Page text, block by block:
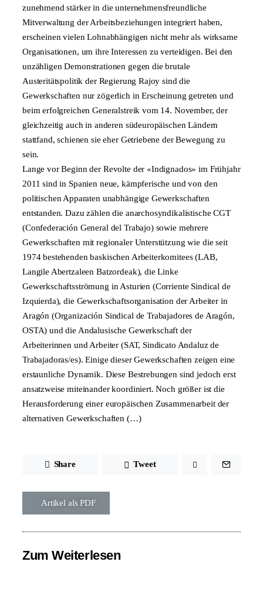
zunehmend stärker in die unternehmensfreundliche
Mitverwaltung der Arbeitsbeziehungen integriert haben,
erscheinen vielen Lohnabhängigen nicht mehr als wirksame
Organisationen, um ihre Interessen zu verteidigen. Bei den
unzähligen Demonstrationen gegen die brutale
Austeritätspolitik der Regierung Rajoy sind die
Gewerkschaften nur zögerlich in Erscheinung getreten und
beim erfolgreichen Generalstreik vom 14. November, der
gleichzeitig auch in anderen südeuropäischen Ländern
stattfand, schienen sie eher Getriebene der Bewegung zu
sein.
Lange vor Beginn der Revolte der «Indignados» im Frühjahr
2011 sind in Spanien neue, kämpferische und von den
politischen Apparaten unabhängige Gewerkschaften
entstanden. Dazu zählen die anarchosyndikalistische CGT
(Confederación General del Trabajo) sowie mehrere
Gewerkschaften mit regionaler Unterstützung wie die seit
1974 bestehenden baskischen Arbeiterkomitees (LAB,
Langile Abertzaleen Batzordeak), die Linke
Gewerkschaftsströmung in Asturien (Corriente Sindical de
Izquierda), die Gewerkschaftsorganisation der Arbeiter in
Aragón (Organización Sindical de Trabajadores de Aragón,
OSTA) und die Andalusische Gewerkschaft der
Arbeiterinnen und Arbeiter (SAT, Sindicato Andaluz de
Trabajadoras/es). Einige dieser Gewerkschaften zeigen eine
erstaunliche Dynamik. Diese Bestrebungen sind jedoch erst
ansatzweise miteinander koordiniert. Noch größer ist die
Herausforderung einer europäischen Zusammenarbeit der
alternativen Gewerkschaften (…)
Share Tweet
Artikel als PDF
Zum Weiterlesen